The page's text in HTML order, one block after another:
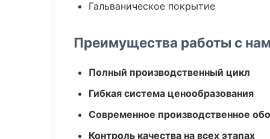
Гальваническое покрытие
Преимущества работы с
Полный производственный цикл
Гибкая система ценообразования
Современное производственное
Контроль качества на всех этапах